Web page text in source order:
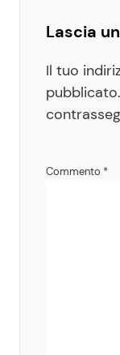
Lascia
Il tuo
pubblicato.
Commento *